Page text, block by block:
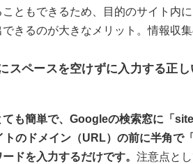
ともできるため、目的のサイト内
きるのが大きなメリット。情報収
スペースを空けずに入力する正
ても簡単で、Googleの検索窓に「
トのドメイン（URL）の前に半角で
ドを入力するだけです。 注意点と